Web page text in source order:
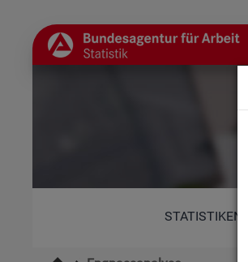
STATISTIKEN